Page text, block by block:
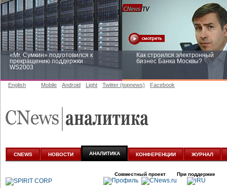
«Mr. Сумкин» подготовился к
прекращению поддержки
WS2003
Как строился электронный
бизнес Банка Москвы?
аналитике
English Mobile Android Light Twitter (topnews) Facebook
CNEWS НОВОСТИ АНАЛИТИКА КОНФЕРЕНЦИИ ЖУРНАЛ
Совместный проект При поддержке